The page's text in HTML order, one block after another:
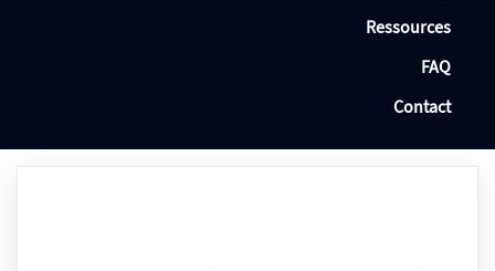
Ressources
FAQ
Contact